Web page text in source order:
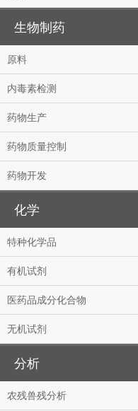
生物制药
原料
内毒素检测
药物生产
药物质量控制
药物开发
化学
特种化学品
有机试剂
医药品成分化合物
无机试剂
分析
农残兽残分析